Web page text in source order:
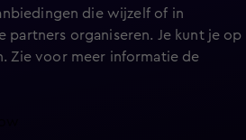
die wijzelf of in
partners organiseren. Je kunt je op
Zie voor meer informatie de